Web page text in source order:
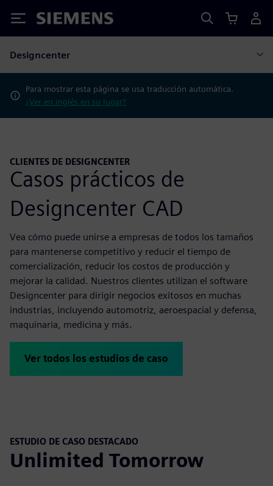
Siemens
Designcenter
Para mostrar esta página se usa traducción automática.
¿Ver en inglés en su lugar?
CLIENTES DE DESIGNCENTER
Casos prácticos de
Designcenter CAD
Vea cómo puede unirse a empresas de todos los tamaños
para mantenerse competitivo y reducir el tiempo de
comercialización, reducir los costos de producción y
mejorar la calidad. Nuestros clientes utilizan el software
Designcenter para dirigir negocios exitosos en muchas
industrias, incluyendo automotriz, aeroespacial y defensa,
maquinaria, medicina y más.
Ver todos los estudios de caso
ESTUDIO DE CASO DESTACADO
Unlimited Tomorrow